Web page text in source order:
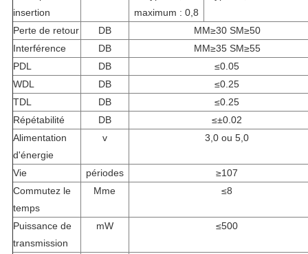
insertion
maximum : 0,8
Perte de retour DB
MM≥30 SM≥50
Interférence
DB
MM≥35 SM≥55
PDL
DB
≤0.05
WDL
DB
≤0.25
TDL
DB
≤0.25
Répétabilité
DB
≤±0.02
Alimentation
d'énergie
v 3,0 ou 5,0
Vie périodes
≥107
Commutez le
temps
Mme ≤8
Puissance de
transmission
mW ≤500